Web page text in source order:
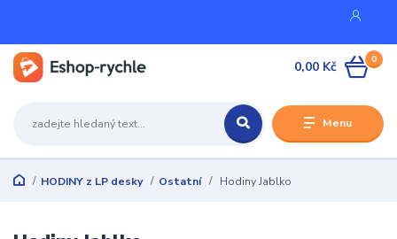
Menu
0
0,00 Kč
HODINY z LP desky Ostatní Hodiny Jablko